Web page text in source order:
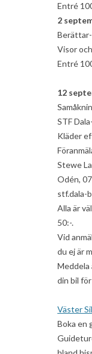
Entré
2
Berättar-
Visor
Entré
12
STF
Kläder
Stewe
Odén,
stf.dala-
Alla är
50:-.
Vid
du ej är
Meddela
din bil
Väster
Boka en